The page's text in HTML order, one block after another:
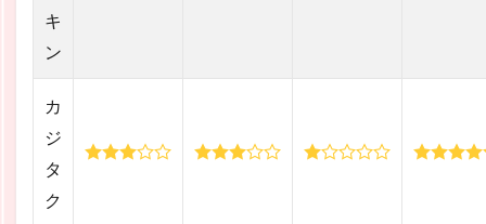
キ
ン
カ
ジ
タ
ク